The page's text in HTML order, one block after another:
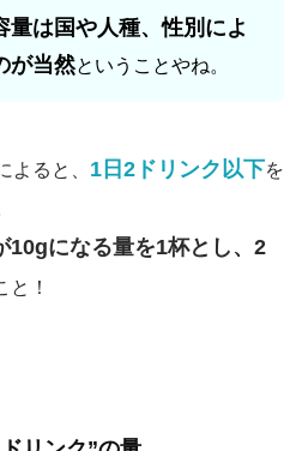
量は国や人種、性別によ
が当然ということやね。
よると、 1日2ドリンク以下を
10gになる量を1杯とし、2
と！